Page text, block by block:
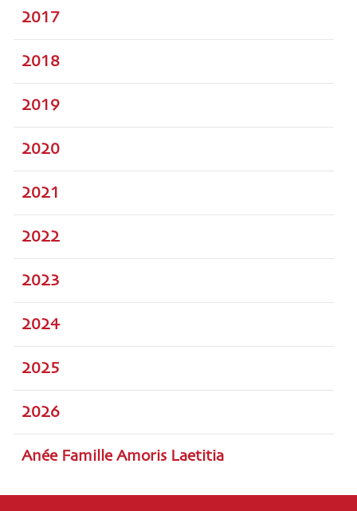
2017
2018
2019
2020
2021
2022
2023
2024
2025
2026
Anée Famille Amoris Laetitia